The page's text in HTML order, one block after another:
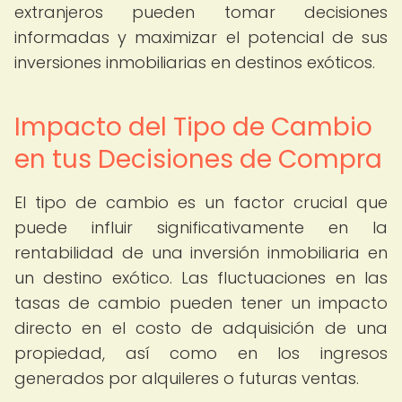
extranjeros pueden tomar decisiones
informadas y maximizar el potencial de sus
inversiones inmobiliarias en destinos exóticos.
Impacto del Tipo de Cambio
en tus Decisiones de Compra
El tipo de cambio es un factor crucial que
puede influir significativamente en la
rentabilidad de una inversión inmobiliaria en
un destino exótico. Las fluctuaciones en las
tasas de cambio pueden tener un impacto
directo en el costo de adquisición de una
propiedad, así como en los ingresos
generados por alquileres o futuras ventas.